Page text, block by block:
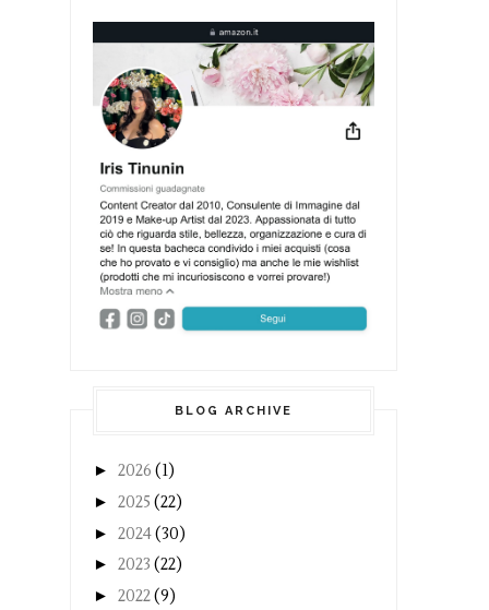
BLOG ARCHIVE
► 2026 (1)
► 2025 (22)
► 2024(30)
► 2023 (22)
► 2022(9)